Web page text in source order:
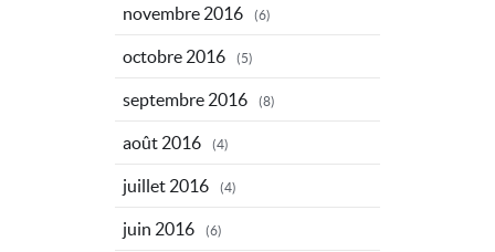
novembre 2016 (6)
octobre 2016 (5)
septembre 2016 (8)
août 2016 (4)
juillet 2016 (4)
juin 2016 (6)